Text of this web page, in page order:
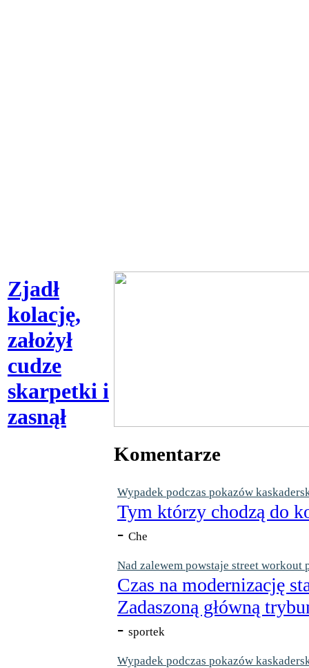
Komentarze
Wypadek podczas pokazów
Tym którzy chodzą do
- Che
Nad zalewem powstaje street workout
Czas na modernizację
Zadaszoną główną
- sportek
Wypadek podczas pokazów
Zjadł
kolację,
założył
cudze
skarpetki i
zasnął